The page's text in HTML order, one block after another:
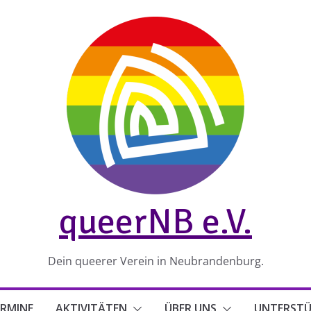
queerNB e.V.
Dein queerer Verein in Neubrandenburg.